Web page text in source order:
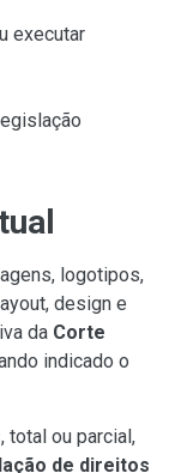
executar
logotipos,
design e
da Corte
indicado o
total ou parcial,
de direitos